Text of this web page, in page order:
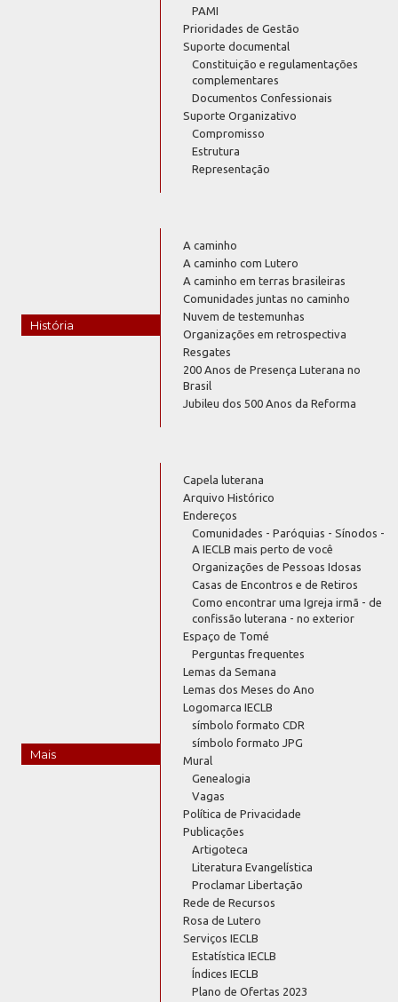
PAMI
Prioridades de Gestão
Suporte documental
Constituição e regulamentações
complementares
Documentos Confessionais
Suporte Organizativo
Compromisso
Estrutura
Representação
História
A caminho
A caminho com Lutero
A caminho em terras brasileiras
Comunidades juntas no caminho
Nuvem de testemunhas
Organizações em retrospectiva
Resgates
200 Anos de Presença Luterana no
Brasil
Jubileu dos 500 Anos da Reforma
Mais
Capela luterana
Arquivo Histórico
Endereços
Comunidades - Paróquias - Sínodos -
A IECLB mais perto de você
Organizações de Pessoas Idosas
Casas de Encontros e de Retiros
Como encontrar uma Igreja irmã - de
confissão luterana - no exterior
Espaço de Tomé
Perguntas frequentes
Lemas da Semana
Lemas dos Meses do Ano
Logomarca IECLB
símbolo formato CDR
símbolo formato JPG
Mural
Genealogia
Vagas
Política de Privacidade
Publicações
Artigoteca
Literatura Evangelística
Proclamar Libertação
Rede de Recursos
Rosa de Lutero
Serviços IECLB
Estatística IECLB
Índices IECLB
Plano de Ofertas 2023